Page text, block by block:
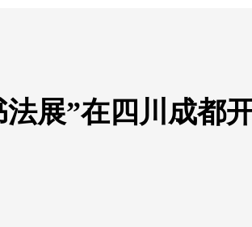
展”在四川成都